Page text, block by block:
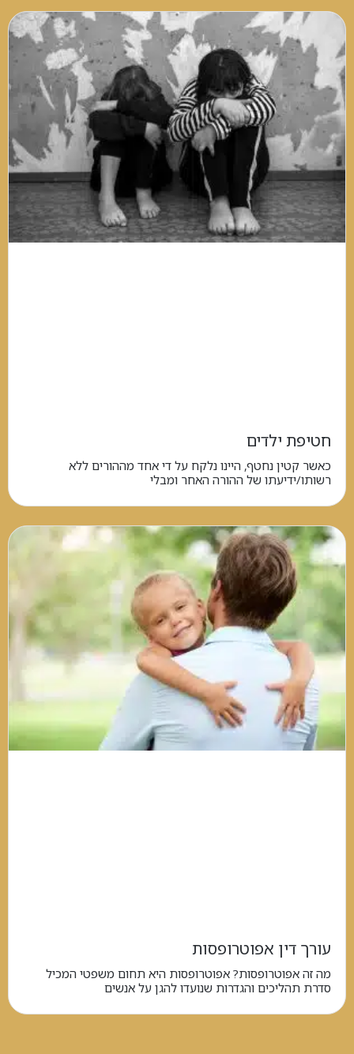
חטיפת ילדים
כאשר קטין נחטף, היינו נלקח על די אחד מההורים ללא
רשותו/ידיעתו של ההורה האחר ומבלי
עורך דין אפוטרופסות
מה זה אפוטרופסות? אפוטרופסות היא תחום משפטי המכיל
סדרת תהליכים והגדרות שנועדו להגן על אנשים